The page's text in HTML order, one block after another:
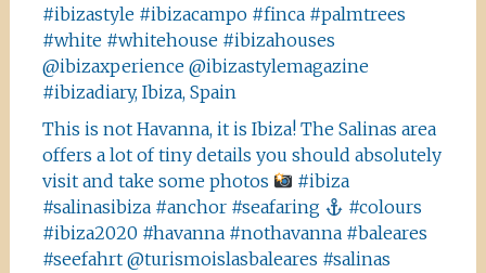
#ibizastyle #ibizacampo #finca #palmtrees
#white #whitehouse #ibizahouses
@ibizaxperience @ibizastylemagazine
#ibizadiary, Ibiza, Spain
This is not Havanna, it is Ibiza! The Salinas area
offers a lot of tiny details you should absolutely
visit and take some photos
#ibiza
#salinasibiza #anchor #seafaring
#colours
#ibiza2020 #havanna #nothavanna #baleares
#seefahrt @turismoislasbaleares #salinas